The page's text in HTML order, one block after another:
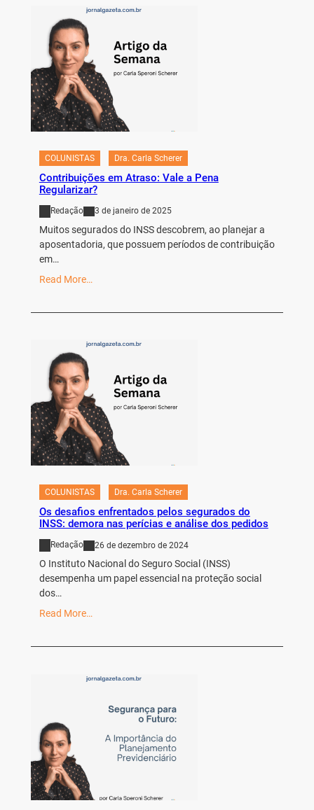
COLUNISTAS Dra. Carla Scherer
Contribuições em Atraso: Vale a Pena
Regularizar?
Redação 3 de janeiro de 2025
Muitos segurados do INSS descobrem, ao planejar a
aposentadoria, que possuem períodos de contribuição
em…
Read More…
COLUNISTAS Dra. Carla Scherer
Os desafios enfrentados pelos segurados do
INSS: demora nas perícias e análise dos pedidos
Redação 26 de dezembro de 2024
O Instituto Nacional do Seguro Social (INSS)
desempenha um papel essencial na proteção social
dos…
Read More…